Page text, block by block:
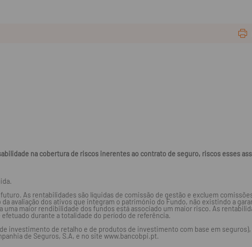
na cobertura de riscos inerentes ao contrato de seguro, riscos esses
As rentabilidades são líquidas de comissão de gestão e excluem
avaliação dos ativos que integram o património do Fundo, não existindo a
maior rendibilidade dos fundos está associado um maior risco. As
durante a totalidade do período de referência.
investimento de retalho e de produtos de investimento com base em
de Seguros, S.A, e no site www.bancobpi.pt.